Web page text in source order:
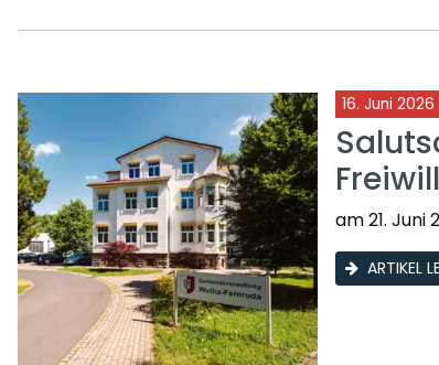
16. Juni 2026
am 21. Juni
ARTIKEL